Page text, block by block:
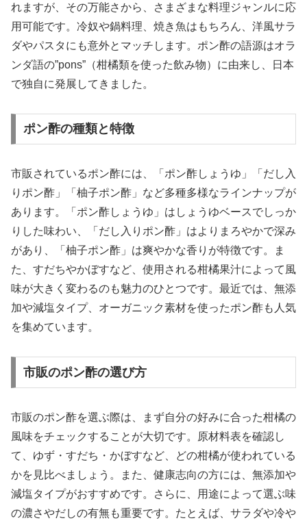
れますが、その万能さから、さまざまな料理ジャンルに応
用可能です。冷奴や鍋料理、焼き魚はもちろん、洋風サラ
ダやパスタにも意外とマッチします。ポン酢の語源はオラ
ンダ語の”pons”（柑橘類を使った飲み物）に由来し、日本
で独自に発展してきました。
ポン酢の種類と特徴
市販されているポン酢には、「ポン酢しょうゆ」「だし入
りポン酢」「柚子ポン酢」など多種多様なラインナップが
あります。「ポン酢しょうゆ」はしょうゆベースでしっか
りした味わい、「だし入りポン酢」はよりまろやかで深み
があり、「柚子ポン酢」は爽やかな香りが特徴です。ま
た、すだちやかぼすなど、使用される柑橘果汁によって風
味が大きく変わるのも魅力のひとつです。最近では、無添
加や減塩タイプ、オーガニック素材を使ったポン酢も人気
を集めています。
市販のポン酢の選び方
市販のポン酢を選ぶ際は、まず自分の好みに合った柑橘の
風味をチェックすることが大切です。原材料表を確認し
て、ゆず・すだち・かぼすなど、どの柑橘が使われている
かを見比べましょう。また、健康志向の方には、無添加や
減塩タイプがおすすめです。さらに、用途によって選ぶ味
の濃さやだしの有無も重要です。たとえば、サラダや冷や